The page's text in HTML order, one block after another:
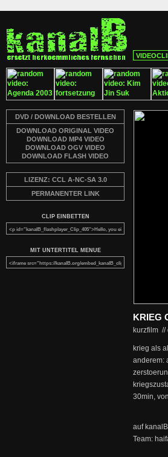
DVD / DOWNLOAD BESTELLEN
DOWNLOAD ORIGINAL VIDEO
DOWNLOAD MP4 VIDEO
DOWNLOAD OGV VIDEO
DOWNLOAD FLASH VIDEO
LIZENZ: CCL A-NC-SA 3.0
PERMANENTER LINK
CLIP EINBETTEN
MIT UNTERTITEL MENUE
KRIEG
kurzfilm //
krieg als
anderem:
30min,
auf
Team: